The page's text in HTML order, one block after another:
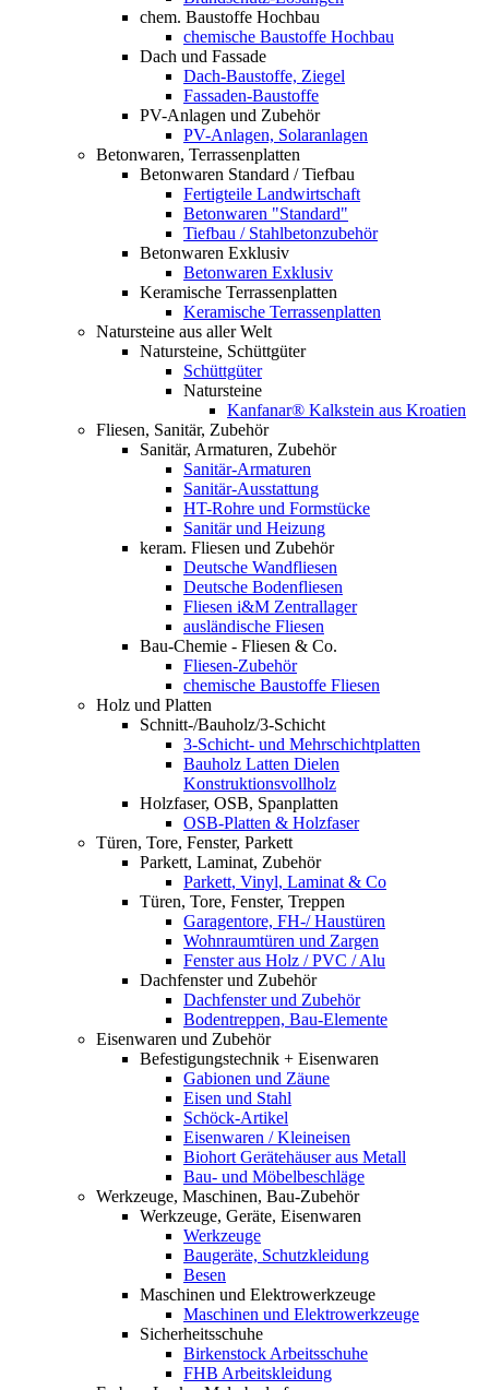
chem. Baustoffe Hochbau
chemische Baustoffe Hochbau
Dach und Fassade
Dach-Baustoffe, Ziegel
Fassaden-Baustoffe
PV-Anlagen und Zubehör
PV-Anlagen, Solaranlagen
Betonwaren, Terrassenplatten
Betonwaren Standard / Tiefbau
Fertigteile Landwirtschaft
Betonwaren "Standard"
Tiefbau / Stahlbetonzubehör
Betonwaren Exklusiv
Betonwaren Exklusiv
Keramische Terrassenplatten
Keramische Terrassenplatten
Natursteine aus aller Welt
Natursteine, Schüttgüter
Schüttgüter
Natursteine
Kanfanar® Kalkstein aus Kroatien
Fliesen, Sanitär, Zubehör
Sanitär, Armaturen, Zubehör
Sanitär-Armaturen
Sanitär-Ausstattung
HT-Rohre und Formstücke
Sanitär und Heizung
keram. Fliesen und Zubehör
Deutsche Wandfliesen
Deutsche Bodenfliesen
Fliesen i&M Zentrallager
ausländische Fliesen
Bau-Chemie - Fliesen & Co.
Fliesen-Zubehör
chemische Baustoffe Fliesen
Holz und Platten
Schnitt-/Bauholz/3-Schicht
3-Schicht- und Mehrschichtplatten
Bauholz Latten Dielen
Konstruktionsvollholz
Holzfaser, OSB, Spanplatten
OSB-Platten & Holzfaser
Türen, Tore, Fenster, Parkett
Parkett, Laminat, Zubehör
Parkett, Vinyl, Laminat & Co
Türen, Tore, Fenster, Treppen
Garagentore, FH-/ Haustüren
Wohnraumtüren und Zargen
Fenster aus Holz / PVC / Alu
Dachfenster und Zubehör
Dachfenster und Zubehör
Bodentreppen, Bau-Elemente
Eisenwaren und Zubehör
Befestigungstechnik + Eisenwaren
Gabionen und Zäune
Eisen und Stahl
Schöck-Artikel
Eisenwaren / Kleineisen
Biohort Gerätehäuser aus Metall
Bau- und Möbelbeschläge
Werkzeuge, Maschinen, Bau-Zubehör
Werkzeuge, Geräte, Eisenwaren
Werkzeuge
Baugeräte, Schutzkleidung
Besen
Maschinen und Elektrowerkzeuge
Maschinen und Elektrowerkzeuge
Sicherheitsschuhe
Birkenstock Arbeitsschuhe
FHB Arbeitskleidung